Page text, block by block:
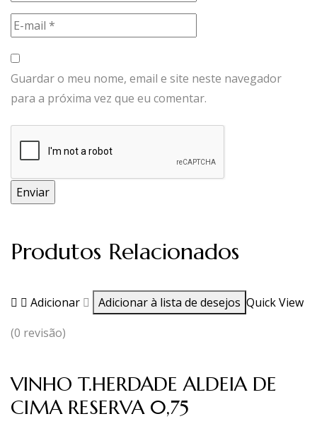
Guardar o meu nome, email e site neste navegador
para a próxima vez que eu comentar.
Produtos Relacionados
Adicionar Adicionar à lista de desejos Quick View
(0 revisão)
VINHO T.HERDADE ALDEIA DE
CIMA RESERVA 0,75